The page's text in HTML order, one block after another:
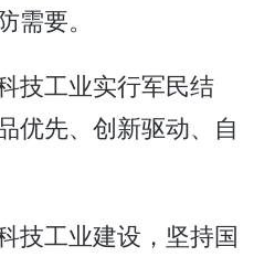
需要。
技工业实行军民结
优先、创新驱动、自
技工业建设，坚持国